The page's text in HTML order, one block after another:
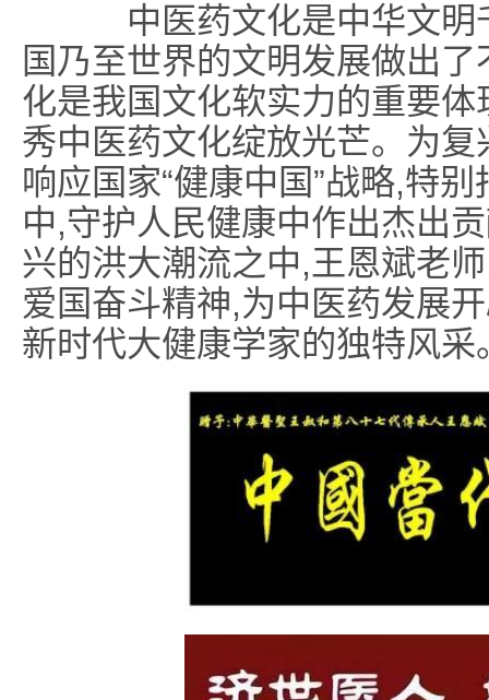
中医药文化是中华文明
国乃至世界的文明发展做出
化是我国文化软实力的重要
秀中医药文化绽放光芒。为
响应国家“健康中国”战略,特
中,守护人民健康中作出杰出
兴的洪大潮流之中,王恩斌老
爱国奋斗精神,为中医药发展
新时代大健康学家的独特风采